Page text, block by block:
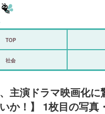
芸能
TOP
社会
主演ドラマ映画化
か！】 1枚目の写真